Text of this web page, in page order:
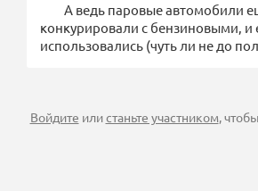
А ведь паровые автомобили
конкурировали с бензиновыми, и
использовались (чуть ли не до
Войдите илистаньте участником,